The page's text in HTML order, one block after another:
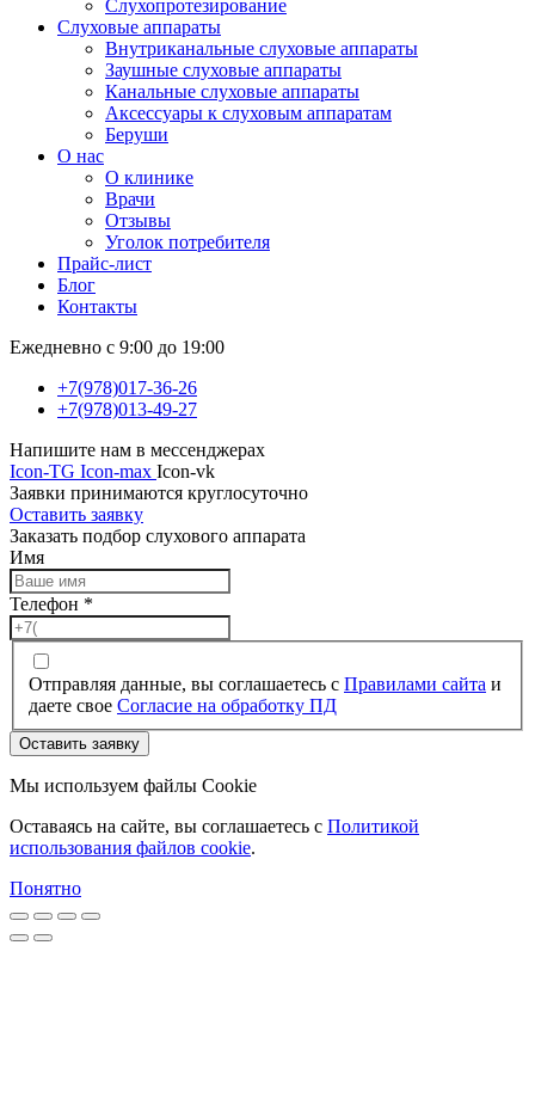
Слухопротезирование
Слуховые аппараты
Внутриканальные слуховые аппараты
Заушные слуховые аппараты
Канальные слуховые аппараты
Аксессуары к слуховым аппаратам
Беруши
О нас
О клинике
Врачи
Отзывы
Уголок потребителя
Прайс-лист
Блог
Контакты
Ежедневно с 9:00 до 19:00
+7(978)017-36-26
+7(978)013-49-27
Напишите нам в мессенджерах
Icon-TG Icon-max Icon-vk
Заявки принимаются круглосуточно
Оставить заявку
Заказать подбор слухового аппарата
Имя
Телефон *
Отправляя данные, вы соглашаетесь с Правилами сайта и
даете свое Согласие на обработку ПД
Оставить заявку
Мы используем файлы Cookie
Оставаясь на сайте, вы соглашаетесь c Политикой
использования файлов cookie.
Понятно